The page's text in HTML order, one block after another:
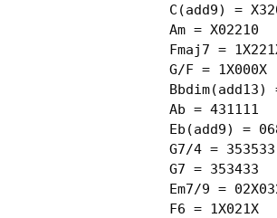
C(add9) =
Am = X02210
Fmaj7 =
G/F = 1X000X
Bbdim(add13)
Ab = 431111
Eb(add9) =
G7/4 = 353533
G7 = 353433
Em7/9 =
F6 = 1X021X